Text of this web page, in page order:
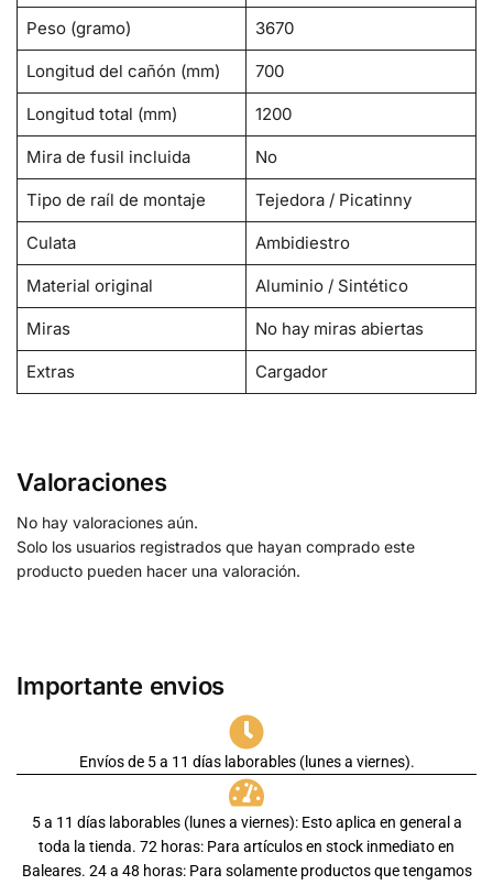
Peso (gramo) 3670
Longitud del cañón (mm) 700
Longitud total (mm) 1200
Mira de fusil incluida No
Tipo de raíl de montaje Tejedora / Picatinny
Culata Ambidiestro
Material original Aluminio / Sintético
Miras No hay miras abiertas
Extras Cargador
Valoraciones
No hay valoraciones aún.
Solo los usuarios registrados que hayan comprado este
producto pueden hacer una valoración.
Importante envios
Envíos de 5 a 11 días laborables (lunes a viernes).
5 a 11 días laborables (lunes a viernes): Esto aplica en general a
toda la tienda. 72 horas: Para artículos en stock inmediato en
Baleares. 24 a 48 horas: Para solamente productos que tengamos